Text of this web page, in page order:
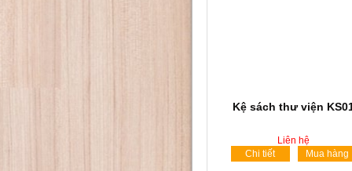
Kệ sách thư viện
Liên hệ
Chi tiết
Mua hàng